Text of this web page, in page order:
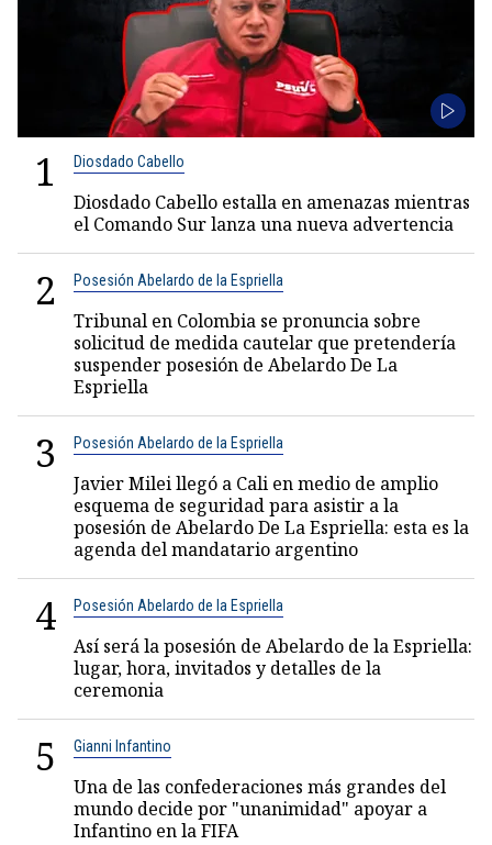
1 Diosdado Cabello
Diosdado Cabello estalla en amenazas mientras
el Comando Sur lanza una nueva advertencia
2 Posesión Abelardo de la Espriella
Tribunal en Colombia se pronuncia sobre
solicitud de medida cautelar que pretendería
suspender posesión de Abelardo De La
Espriella
3 Posesión Abelardo de la Espriella
Javier Milei llegó a Cali en medio de amplio
esquema de seguridad para asistir a la
posesión de Abelardo De La Espriella: esta es la
agenda del mandatario argentino
4 Posesión Abelardo de la Espriella
Así será la posesión de Abelardo de la Espriella:
lugar, hora, invitados y detalles de la
ceremonia
5 Gianni Infantino
Una de las confederaciones más grandes del
mundo decide por "unanimidad" apoyar a
Infantino en la FIFA